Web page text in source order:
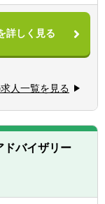
有・業務連携を積
です。
おり、うち5名は
計士です。
弁護士が在籍し
の検討や事業構造
ディスカッショ
験（5年以上あれ
実務の経験（5年
バイザリー業務
経験があれば尚
グ（F-4等）の財
告分野のアドバ
レジャリーなど
いた財務・会計
ドバイザリー
詳しく見る
人一覧を見る
バイザリー